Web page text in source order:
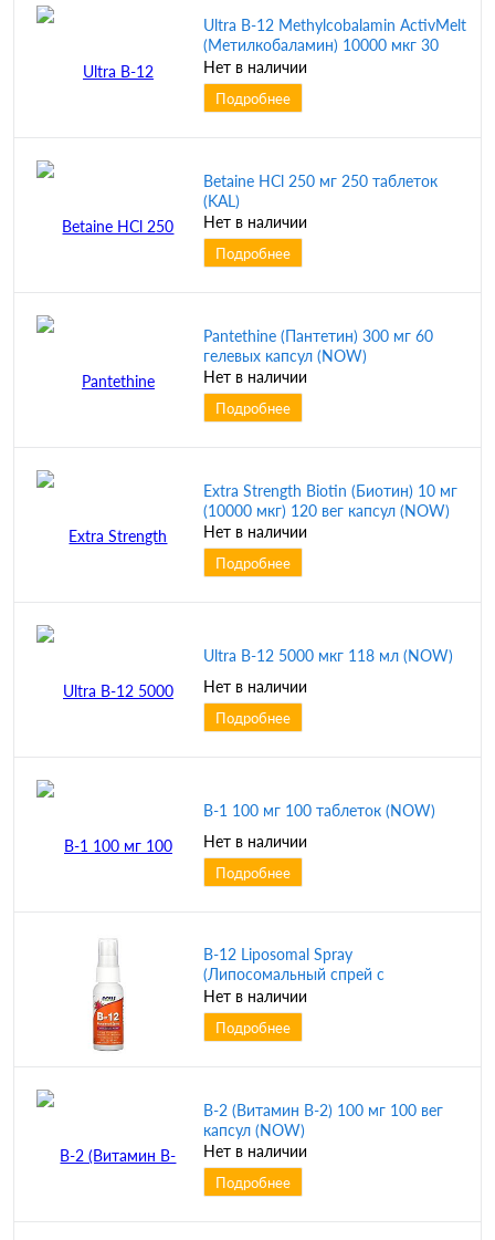
Ultra B-12 Methylcobalamin ActivMelt
(Метилкобаламин) 10000 мкг 30
микро таблеток (KAL)
Нет в наличии
Подробнее
Betaine HCl 250 мг 250 таблеток
(KAL)
Нет в наличии
Подробнее
Pantethine (Пантетин) 300 мг 60
гелевых капсул (NOW)
Нет в наличии
Подробнее
Extra Strength Biotin (Биотин) 10 мг
(10000 мкг) 120 вег капсул (NOW)
Нет в наличии
Подробнее
Ultra B-12 5000 мкг 118 мл (NOW)
Нет в наличии
Подробнее
B-1 100 мг 100 таблеток (NOW)
Нет в наличии
Подробнее
B-12 Liposomal Spray
(Липосомальный спрей с
витамином B12) 1000 мкг 59 мл
(NOW)
Нет в наличии
Подробнее
B-2 (Витамин B-2) 100 мг 100 вег
капсул (NOW)
Нет в наличии
Подробнее